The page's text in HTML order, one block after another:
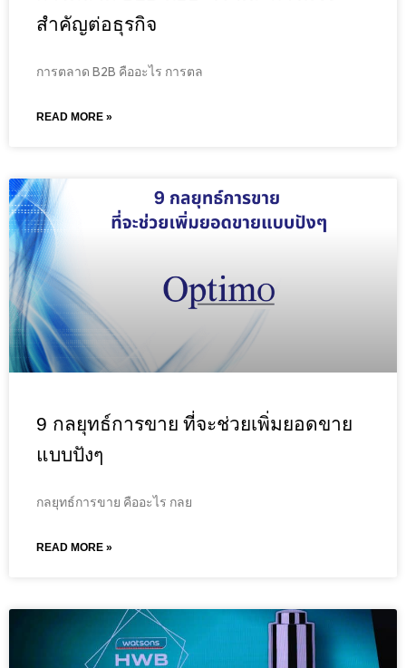
สำคัญต่อธุรกิจ
การตลาด B2B คืออะไร การตล
READ MORE »
9 กลยุทธ์การขาย ที่จะช่วยเพิ่มยอดขาย
แบบปังๆ
กลยุทธ์การขาย คืออะไร กลย
READ MORE »